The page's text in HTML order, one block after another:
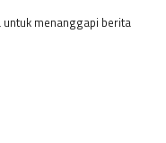
menanggapi berita